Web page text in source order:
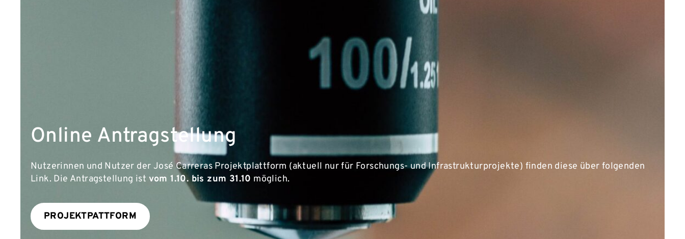
Online Antragstellung
Nutzerinnen und Nutzer der José Carreras Projektplattform (aktuell nur für Forschungs- und Infrastrukturprojekte) finden diese über folgenden
Link. Die Antragstellung ist vom 1.10. bis zum 31.10 möglich.
PROJEKTPATTFORM